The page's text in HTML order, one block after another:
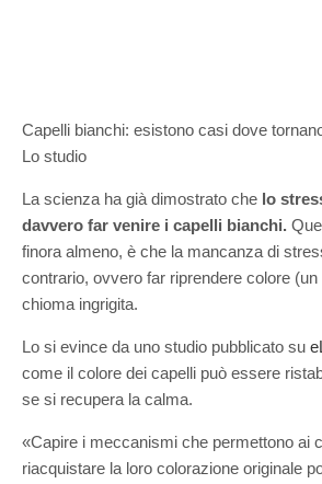
Capelli bianchi: esistono casi dove
Lo studio
La scienza ha già dimostrato che lo
davvero far venire i capelli bianchi.
finora almeno, è che la mancanza di
contrario, ovvero far riprendere colore (un
chioma ingrigita.
Lo si evince da uno studio pubblicato su
come il colore dei capelli può essere
se si recupera la calma.
«Capire i meccanismi che permettono ai
riacquistare la loro colorazione originale